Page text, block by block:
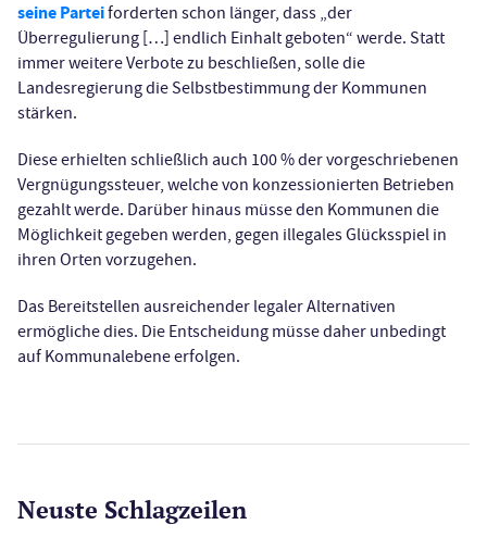
seine Parteiforderten schon länger, dass „der
Überregulierung […] endlich Einhalt geboten“ werde. Statt
immer weitere Verbote zu beschließen, solle die
Landesregierung die Selbstbestimmung der Kommunen
stärken.
Diese erhielten schließlich auch 100 % der vorgeschriebenen
Vergnügungssteuer, welche von konzessionierten Betrieben
gezahlt werde. Darüber hinaus müsse den Kommunen die
Möglichkeit gegeben werden, gegen illegales Glücksspiel in
ihren Orten vorzugehen.
Das Bereitstellen ausreichender legaler Alternativen
ermögliche dies. Die Entscheidung müsse daher unbedingt
auf Kommunalebene erfolgen.
Neuste Schlagzeilen